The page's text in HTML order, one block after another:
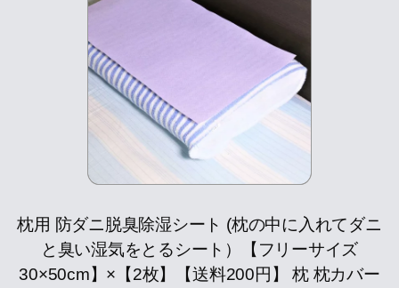
枕用 防ダニ脱臭除湿シート (枕の中に入れてダニ
と臭い湿気をとるシート）【フリーサイズ
30×50cm】×【2枚】【送料200円】 枕 枕カバー